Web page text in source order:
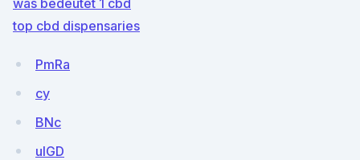
was bedeutet 1 cbd
top cbd dispensaries
PmRa
cy
BNc
uIGD